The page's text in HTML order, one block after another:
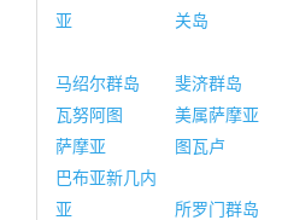
亚
关岛
马绍尔群岛 斐济群岛
瓦努阿图
美属萨摩亚
萨摩亚
图瓦卢
巴布亚新几内
亚
所罗门群岛